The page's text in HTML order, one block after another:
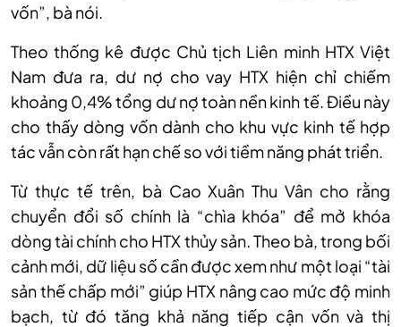
vốn”, bà nói.
Theo thống kê được Chủ tịch Liên minh HTX Việt
Nam đưa ra, dư nợ cho vay HTX hiện chỉ chiếm
khoảng 0,4% tổng dư nợ toàn nền kinh tế. Điều này
cho thấy dòng vốn dành cho khu vực kinh tế hợp
tác vẫn còn rất hạn chế so với tiềm năng phát triển.
Từ thực tế trên, bà Cao Xuân Thu Vân cho rằng
chuyển đổi số chính là “chìa khóa” để mở khóa
dòng tài chính cho HTX thủy sản. Theo bà, trong bối
cảnh mới, dữ liệu số cần được xem như một loại “tài
sản thế chấp mới” giúp HTX nâng cao mức độ minh
bạch, từ đó tăng khả năng tiếp cận vốn và thị